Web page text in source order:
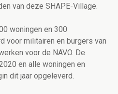
van deze SHAPE-Village.
woningen en 300
voor militairen en burgers van
voor de NAVO. De
en alle woningen en
dit jaar opgeleverd.